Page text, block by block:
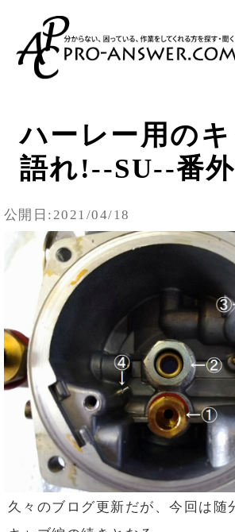
ハーレー用の
語れ!--SU--番
公開日:2021/04/18
久々のブログ更新だが、今回は随